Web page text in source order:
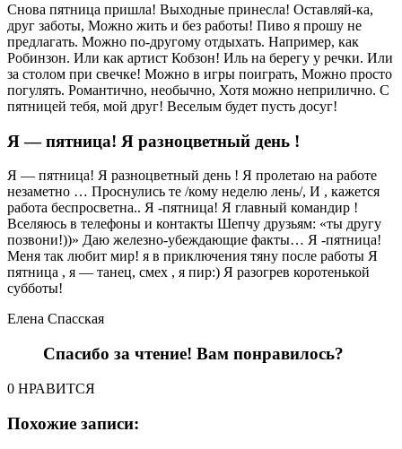
Снова пятница пришла! Выходные принесла! Оставляй-ка,
друг заботы, Можно жить и без работы! Пиво я прошу не
предлагать. Можно по-другому отдыхать. Например, как
Робинзон. Или как артист Кобзон! Иль на берегу у речки. Или
за столом при свечке! Можно в игры поиграть, Можно просто
погулять. Романтично, необычно, Хотя можно неприлично. С
пятницей тебя, мой друг! Веселым будет пусть досуг!
Я — пятница! Я разноцветный день !
Я — пятница! Я разноцветный день ! Я пролетаю на работе
незаметно … Проснулись те /кому неделю лень/, И , кажется
работа беспросветна.. Я -пятница! Я главный командир !
Вселяюсь в телефоны и контакты Шепчу друзьям: «ты другу
позвони!))» Даю железно-убеждающие факты… Я -пятница!
Меня так любит мир! я в приключения тяну после работы Я
пятница , я — танец, смех , я пир:) Я разогрев коротенькой
субботы!
Елена Спасская
Спасибо за чтение! Вам понравилось?
0 НРАВИТСЯ
Похожие записи: